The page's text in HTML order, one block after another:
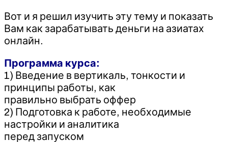
Вот и я решил изучить эту тему и показать
Вам как зарабатывать деньги на азиатах
онлайн.
Программа курса:
1) Введение в вертикаль, тонкости и
принципы работы, как
правильно выбрать оффер
2) Подготовка к работе, необходимые
настройки и аналитика
перед запуском